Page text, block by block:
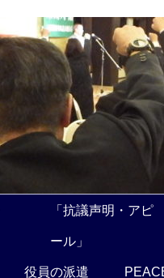
「抗議声明・アピ
ール」
役員の派遣